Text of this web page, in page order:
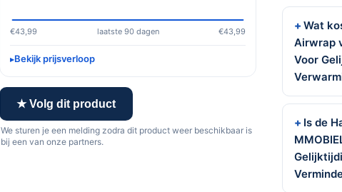
€43,99 laatste 90 dagen €43,99
Bekijk prijsverloop
★ Volg dit product
We sturen je een melding zodra dit product weer beschikbaar is
bij een van onze partners.
Wat
Airwrap
Voor
Is de